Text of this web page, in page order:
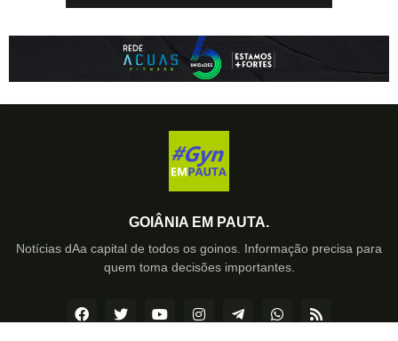
GOIÂNIA EM PAUTA.
Notícias dAa capital de todos os goinos. Informação precisa para
quem toma decisões importantes.